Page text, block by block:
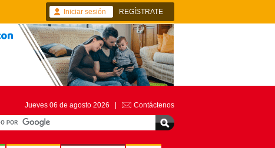
Iniciar sesión REGÍSTRATE
Jueves 06 de agosto 2026 | Contáctenos